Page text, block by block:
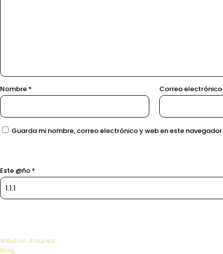
Nombre * Correo electrónico
Guarda mi nombre, correo electrónico y web en este
Este @ño *
#Ruben Antúnez
Blog